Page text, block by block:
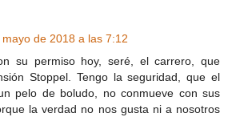
mayo de 2018 a las 7:12
su permiso hoy, seré, el carrero, que
Stoppel. Tengo la seguridad, que el
pelo de boludo, no conmueve con sus
la verdad no nos gusta ni a nosotros